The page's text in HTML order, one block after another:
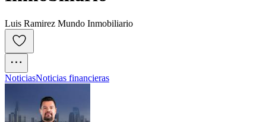
Luis Ramirez Mundo Inmobiliario
NoticiasNoticias financieras